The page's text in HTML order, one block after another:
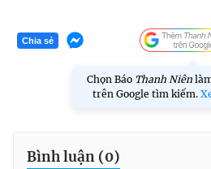
Chia sẻ
Chọn Báo Thanh Niên
trên Google tìm kiếm.
Bình luận (0)